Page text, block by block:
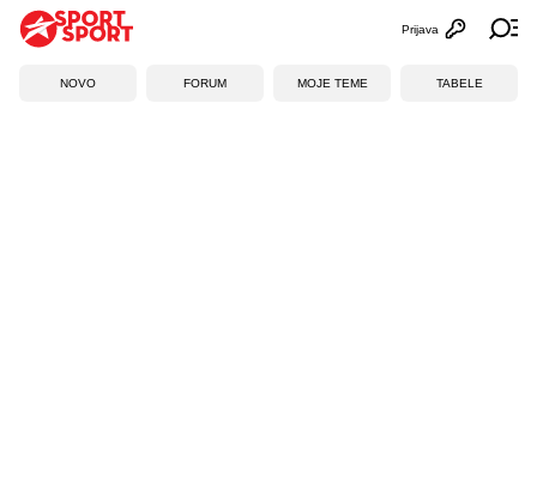
Otvori
Prijava
NOVO FORUM MOJE TEME TABELE